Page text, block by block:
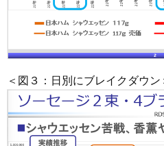
＜図３：日別にブレイクダウン